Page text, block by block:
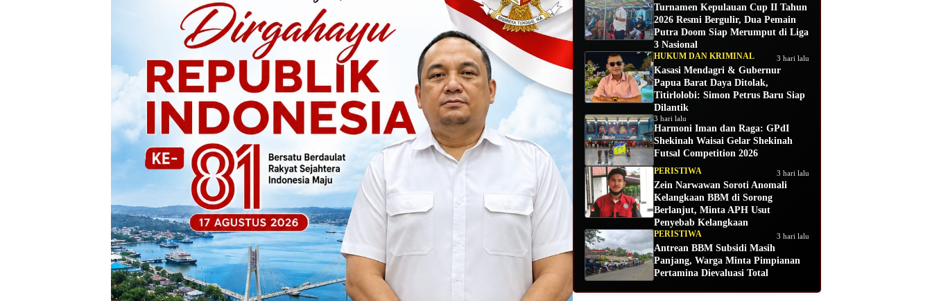
Turnamen Kepulauan Cup II Tahun
2026 Resmi Bergulir, Dua Pemain
Putra Doom Siap Merumput di Liga
3 Nasional
HUKUM DAN KRIMINAL 3 hari lalu
Kasasi Mendagri & Gubernur
Papua Barat Daya Ditolak,
Titirlolobi: Simon Petrus Baru Siap
Dilantik
3 hari lalu
Harmoni Iman dan Raga: GPdI
Shekinah Waisai Gelar Shekinah
Futsal Competition 2026
PERISTIWA 3 hari lalu
Zein Narwawan Soroti Anomali
Kelangkaan BBM di Sorong
Berlanjut, Minta APH Usut
Penyebab Kelangkaan
PERISTIWA 3 hari lalu
Antrean BBM Subsidi Masih
Panjang, Warga Minta Pimpianan
Pertamina Dievaluasi Total